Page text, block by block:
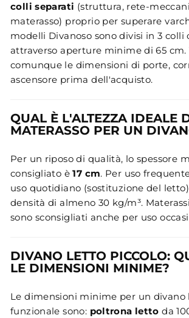
colli separati (struttura, rete-
materasso) proprio per superare
modelli Divanoso sono divisi in 3 colli
attraverso aperture minime di 65 cm.
comunque le dimensioni di porte,
ascensore prima dell'acquisto.
QUAL È L'ALTEZZA IDEALE
MATERASSO PER UN
Per un riposo di qualità, lo spessore
consigliato è17 cm. Per uso
uso quotidiano (sostituzione del
densità di almeno 30 kg/m³.
sono sconsigliati anche per uso
DIVANO LETTO PICCOLO:
LE DIMENSIONI MINIME?
Le dimensioni minime per un divano
funzionale sono: poltrona letto da